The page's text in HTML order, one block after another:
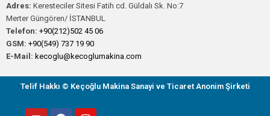
Adres: Keresteciler Sitesi Fatih cd. Güldalı Sk. No:7
Merter Güngören/ İSTANBUL
Telefon: +90(212)502 45 06
GSM: +90(549) 737 19 90
E-Mail: kecoglu@kecoglumakina.com
Telif Hakkı © Keçoğlu Makina Sanayi ve Ticaret Anonim Şirketi